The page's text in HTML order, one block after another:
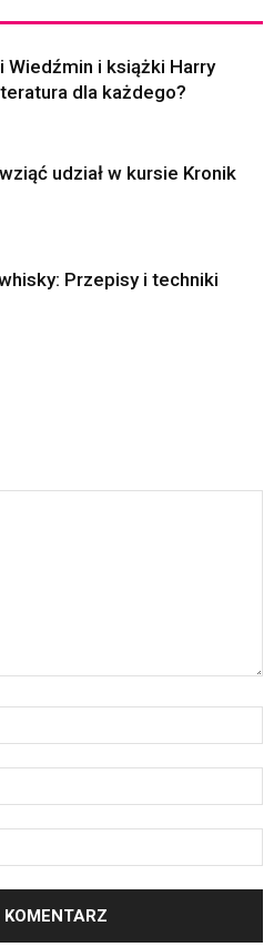
Wiedźmin i książki Harry
dla każdego?
udział w kursie Kronik
Przepisy i techniki